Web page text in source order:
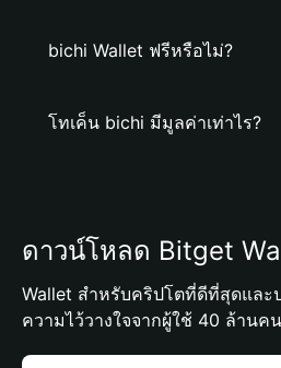
bichi Wallet ฟรีหรือไม่?
โทเค็น bichi มีมูลค่าเท่าไร?
ดาวน์โหลด Bitget
Wallet สำหรับคริปโตที่ดีที่สุดแล
ความไว้วางใจจากผู้ใช้ 40 ล้านคน